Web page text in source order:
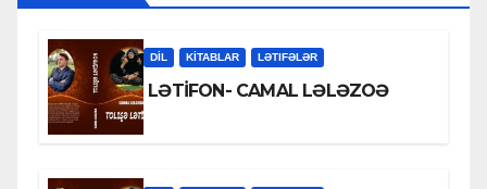
DİL KİTABLAR LƏTIFƏLƏR
LƏTİFON- CAMAL LƏLƏZOƏ